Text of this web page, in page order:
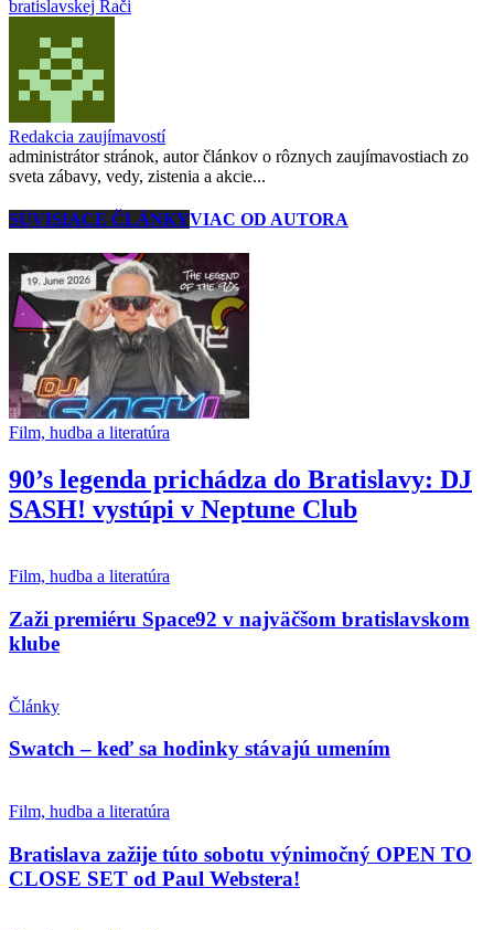
bratislavskej Rači
Redakcia zaujímavostí
administrátor stránok, autor článkov o rôznych zaujímavostiach zo
sveta zábavy, vedy, zistenia a akcie...
SÚVISIACE ČLÁNKYVIAC OD AUTORA
Film, hudba a literatúra
90’s legenda prichádza do Bratislavy: DJ
SASH! vystúpi v Neptune Club
Film, hudba a literatúra
Zaži premiéru Space92 v najväčšom bratislavskom
klube
Články
Swatch – keď sa hodinky stávajú umením
Film, hudba a literatúra
Bratislava zažije túto sobotu výnimočný OPEN TO
CLOSE SET od Paul Webstera!